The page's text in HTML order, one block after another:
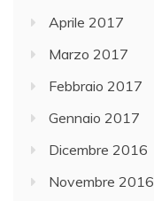
Aprile 2017
Marzo 2017
Febbraio 2017
Gennaio 2017
Dicembre 2016
Novembre 2016